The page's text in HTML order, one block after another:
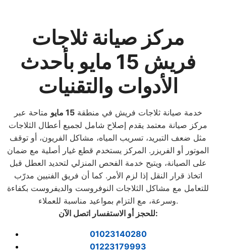
مركز صيانة ثلاجات
فريش 15 مايو بأحدث
الأدوات والتقنيات
خدمة صيانة ثلاجات فريش في منطقة15 مايو
متاحة عبر
مركز صيانة معتمد يقدم إصلاح شامل لجميع أعطال الثلاجات
مثل ضعف التبريد، تسريب المياه، مشاكل الفريون، أو توقف
الموتور أو الفريزر. المركز يستخدم قطع غيار أصلية مع ضمان
على الصيانة، ويتيح خدمة الفحص المنزلي لتحديد العطل قبل
اتخاذ قرار النقل إذا لزم الأمر. كما أن فريق الفنيين مدرّب
للتعامل مع مشاكل الثلاجات النوفروست والديفروست بكفاءة
وسرعة، مع التزام بمواعيد مناسبة للعملاء.
للحجز أو الاستفسار اتصل الآن:
01023140280
01223179993